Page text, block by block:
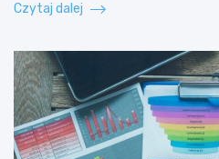
Czytaj dalej